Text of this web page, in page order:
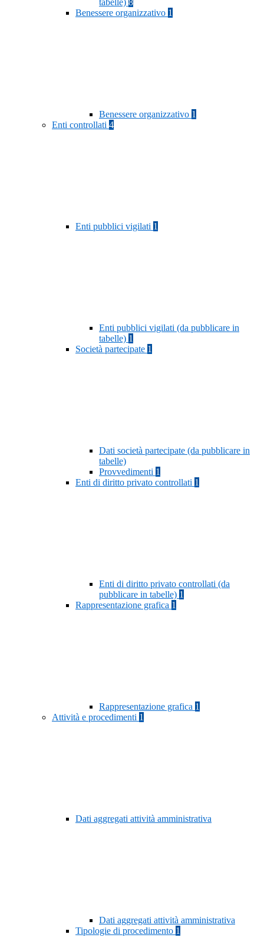
tabelle) 8
Benessere organizzativo 1
Benessere organizzativo 1
Enti controllati 4
Enti pubblici vigilati 1
Enti pubblici vigilati (da pubblicare in
tabelle) 1
Società partecipate 1
Dati società partecipate (da pubblicare in
tabelle)
Provvedimenti 1
Enti di diritto privato controllati 1
Enti di diritto privato controllati (da
pubblicare in tabelle) 1
Rappresentazione grafica 1
Rappresentazione grafica 1
Attività e procedimenti 1
Dati aggregati attività amministrativa
Dati aggregati attività amministrativa
Tipologie di procedimento 1